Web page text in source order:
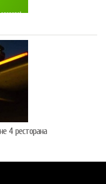
4 ресторана